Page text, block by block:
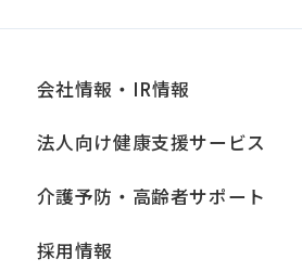
会社情報・IR情報
法人向け健康支援サービス
介護予防・高齢者サポート
採用情報